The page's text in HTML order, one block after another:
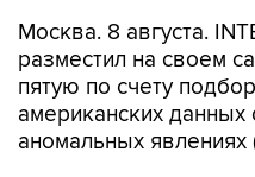
Москва. 8 августа.
разместил на своем
пятую по счету
американских
аномальных явлениях